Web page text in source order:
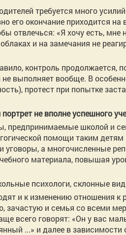
требуется много
его окончание приходится
отвлечься: «Я хочу есть,
и на замечания не
контроль продолжается,
выполняет вообще. В
протест при попытке
не вполне успешного
школой и
помощи таким
уговоры, а многочисленные
материала, повышая
психологи, склонные
и к изменению отношения к
зачастую и семья со всеми
всего говорят: «Он у вас
...» и далее в зависимости